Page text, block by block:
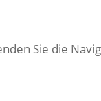
Sie die